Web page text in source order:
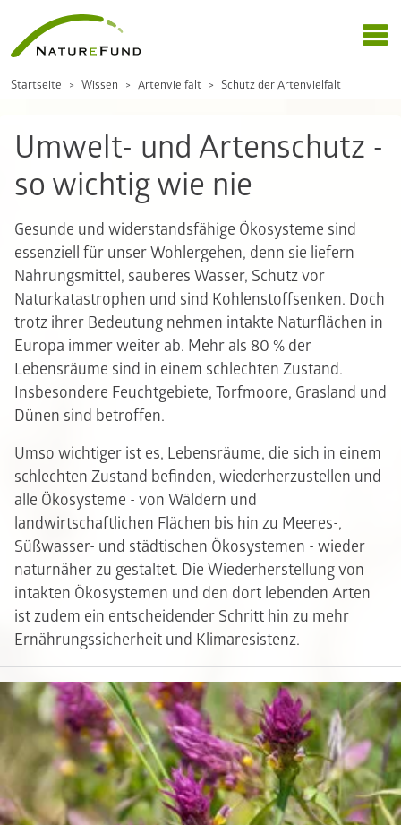
Startseite Wissen Artenvielfalt Schutz der Artenvielfalt
Umwelt- und Artenschutz -
so wichtig wie nie
Gesunde und widerstandsfähige Ökosysteme sind
essenziell für unser Wohlergehen, denn sie liefern
Nahrungsmittel, sauberes Wasser, Schutz vor
Naturkatastrophen und sind Kohlenstoffsenken. Doch
trotz ihrer Bedeutung nehmen intakte Naturflächen in
Europa immer weiter ab. Mehr als 80 % der
Lebensräume sind in einem schlechten Zustand.
Insbesondere Feuchtgebiete, Torfmoore, Grasland und
Dünen sind betroffen.
Umso wichtiger ist es, Lebensräume, die sich in einem
schlechten Zustand befinden, wiederherzustellen und
alle Ökosysteme - von Wäldern und
landwirtschaftlichen Flächen bis hin zu Meeres-,
Süßwasser- und städtischen Ökosystemen - wieder
naturnäher zu gestaltet. Die Wiederherstellung von
intakten Ökosystemen und den dort lebenden Arten
ist zudem ein entscheidender Schritt hin zu mehr
Ernährungssicherheit und Klimaresistenz.